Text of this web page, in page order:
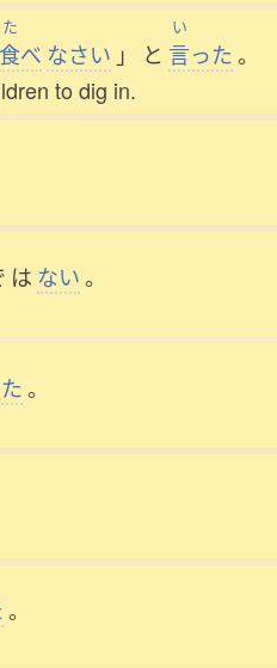
た
食べ なさい 」 と
い
言った。
to dig in.
は ない。
。
。